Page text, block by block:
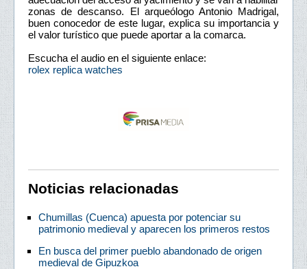
zonas de descanso. El arqueólogo Antonio Madrigal,
buen conocedor de este lugar, explica su importancia y
el valor turístico que puede aportar a la comarca.
Escucha el audio en el siguiente enlace:
rolex replica watches
Noticias relacionadas
Chumillas (Cuenca) apuesta por potenciar su
patrimonio medieval y aparecen los primeros restos
En busca del primer pueblo abandonado de origen
medieval de Gipuzkoa